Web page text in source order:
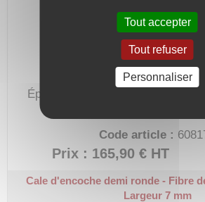
Épaisseur 3,5 mm.
Longueur 1
Code article :
Prix : 165,90 € HT
Cale d'encoche demi ronde - Fibre
Largeur 7 mm
Tout accepter
Tout refuser
Personnaliser